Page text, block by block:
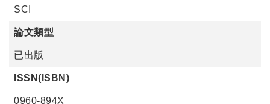
SCI
論文類型
已出版
ISSN(ISBN)
0960-894X